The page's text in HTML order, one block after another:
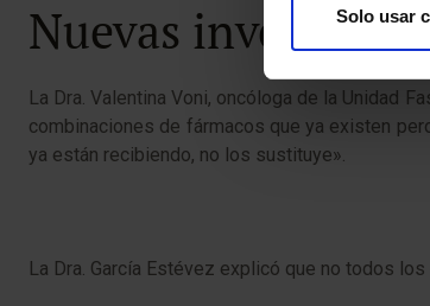
Solo usar
Nuevas
La Dra. Valentina Voni, oncóloga de la Unidad
combinaciones de fármacos que ya existen
ya están recibiendo, no los sustituye».
La Dra. García Estévez explicó que no todos